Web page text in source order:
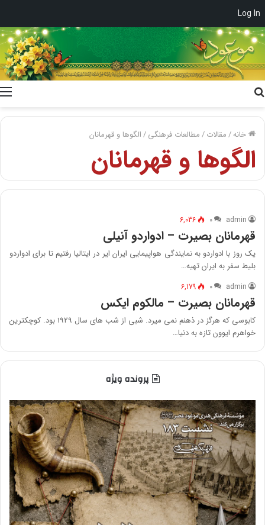
Log In
خانه/مقالات/مطالعات فرهنگی/الگوها و قهرمانان
الگوها و قهرمانان
admin ۰ 6,036
قهرمانان بصیرت – ادواردو آنیلی
یک روز با ادواردو به نمایندگی هواپیمایی ایران ایر در ایتالیا رفتیم تا برای ادواردو
بلیط سفر به ایران تهیه…
admin ۰ 6,179
قهرمانان بصیرت – مالکوم ایکس
کابوسی که هرگز در ذهنم نمی میرد. شبی از شب های سال 1929 بود. کوچکترین
خواهرم ایوون تازه به دنیا…
پرونده ویژه